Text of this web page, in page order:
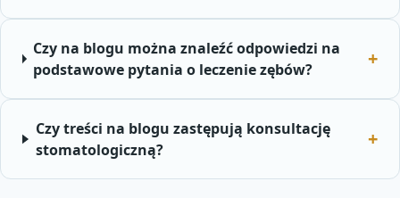
Czy na blogu można znaleźć odpowiedzi na
podstawowe pytania o leczenie zębów?
Czy treści na blogu zastępują konsultację
stomatologiczną?